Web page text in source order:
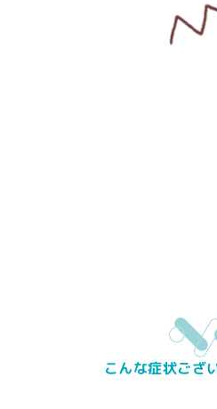
こんな症状ござ